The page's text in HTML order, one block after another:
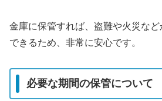
金庫に保管すれば、盗難や火災な
できるため、非常に安心です。
必要な期間の保管について